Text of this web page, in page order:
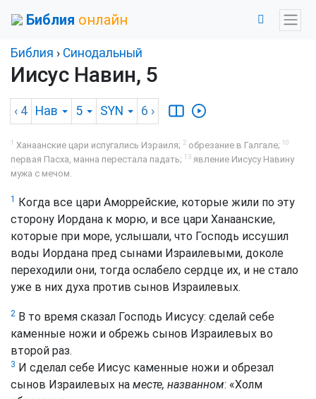
Библия онлайн
Библия › Синодальный
Иисус Навин, 5
‹ 4 Нав 5 SYN 6 ›
1 Ханаанские цари испугались Израиля; 2 обрезание в Галгале; 10
первая Пасха, манна перестала падать; 13 явление Иисусу Навину
мужа с мечом.
1 Когда все цари Аморрейские, которые жили по эту
сторону Иордана к морю, и все цари Ханаанские,
которые при море, услышали, что Господь иссушил
воды Иордана пред сынами Израилевыми, доколе
переходили они, тогда ослабело сердце их, и не стало
уже в них духа против сынов Израилевых.
2 В то время сказал Господь Иисусу: сделай себе
каменные ножи и обрежь сынов Израилевых во
второй раз.
3 И сделал себе Иисус каменные ножи и обрезал
сынов Израилевых на месте, названном: «Холм